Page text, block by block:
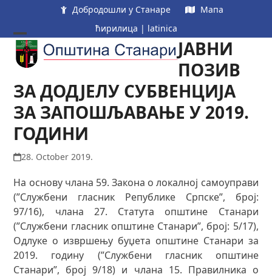
content
Добродошли у Станаре
Мапа
ћирилица | latinica
Open
mobile
menu
Close
mobile
menu
ЈАВНИ
ПОЗИВ
ЗА ДОДЈЕЛУ СУБВЕНЦИЈА
ЗА ЗАПОШЉАВАЊЕ У 2019.
ГОДИНИ
28. October 2019.
На основу члана 59. Закона о локалној самоуправи
(”Службени гласник Републике Српске”, број:
97/16), чланa 27. Статута општине Станари
(”Службени гласник општине Станари”, број: 5/17),
Одлуке о извршењу буџета општине Станари за
2019. годину (”Службени гласник општине
Станари”, број 9/18) и члана 15. Правилника о